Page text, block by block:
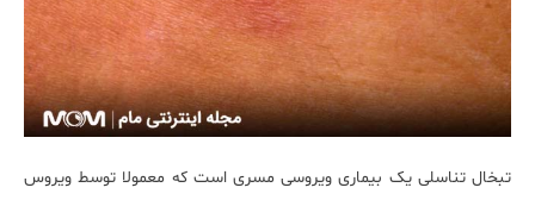
تبخال تناسلی یک بیماری ویروسی مسری است که معمولا توسط ویروس